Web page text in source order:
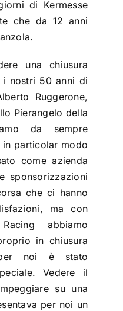
di Kermesse
che da 12 anni
una chiusura
nostri 50 anni di
Ruggerone,
Pierangelo della
da sempre
particolar modo
come azienda
sponsorizzazioni
che ci hanno
ma con
abbiamo
in chiusura
noi è stato
Vedere il
su una
per noi un